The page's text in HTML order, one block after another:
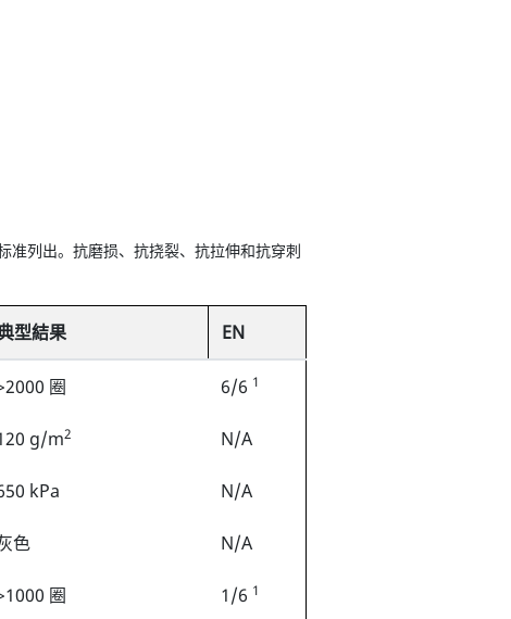
准列出。抗磨损、抗挠裂、抗拉伸和抗穿刺
型結果 EN
圈 6/6 1
g/m2 N/A
kPa N/A
色 N/A
圈 1/6 1